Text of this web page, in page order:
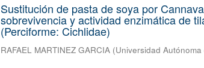
Sustitución de pasta de soya por
sobrevivencia y actividad enzimática de
(Perciforme: Cichlidae)
RAFAEL MARTINEZ GARCIA (Universidad